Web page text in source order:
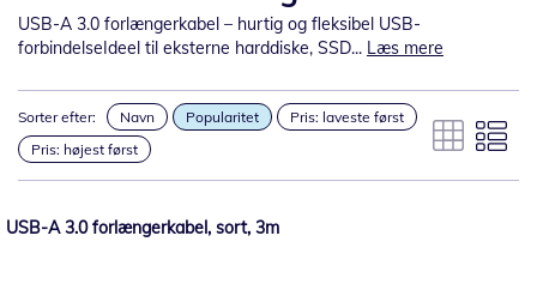
USB-A 3.0 forlængerkabel – hurtig og fleksibel USB-
forbindelseIdeel til eksterne harddiske, SSD... Læs mere
Sorter efter: Navn Popularitet
Pris: laveste først
Pris: højest først
USB-A 3.0 forlængerkabel, sort, 3m